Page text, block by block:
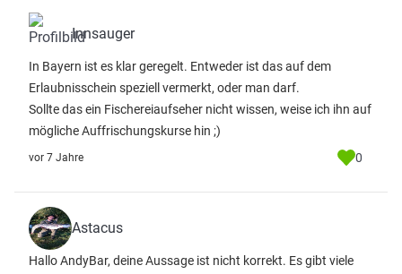
Innsauger
In Bayern ist es klar geregelt. Entweder ist das auf dem
Erlaubnisschein speziell vermerkt, oder man darf.
Sollte das ein Fischereiaufseher nicht wissen, weise ich ihn auf
mögliche Auffrischungskurse hin ;)
vor 7 Jahre 0
Astacus
Hallo AndyBar, deine Aussage ist nicht korrekt. Es gibt viele